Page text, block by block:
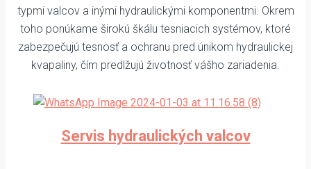
typmi valcov a inými hydraulickými komponentmi. Okrem
toho ponúkame širokú škálu tesniacich systémov, ktoré
zabezpečujú tesnosť a ochranu pred únikom hydraulickej
kvapaliny, čím predlžujú životnosť vášho zariadenia.
Servis hydraulických valcov